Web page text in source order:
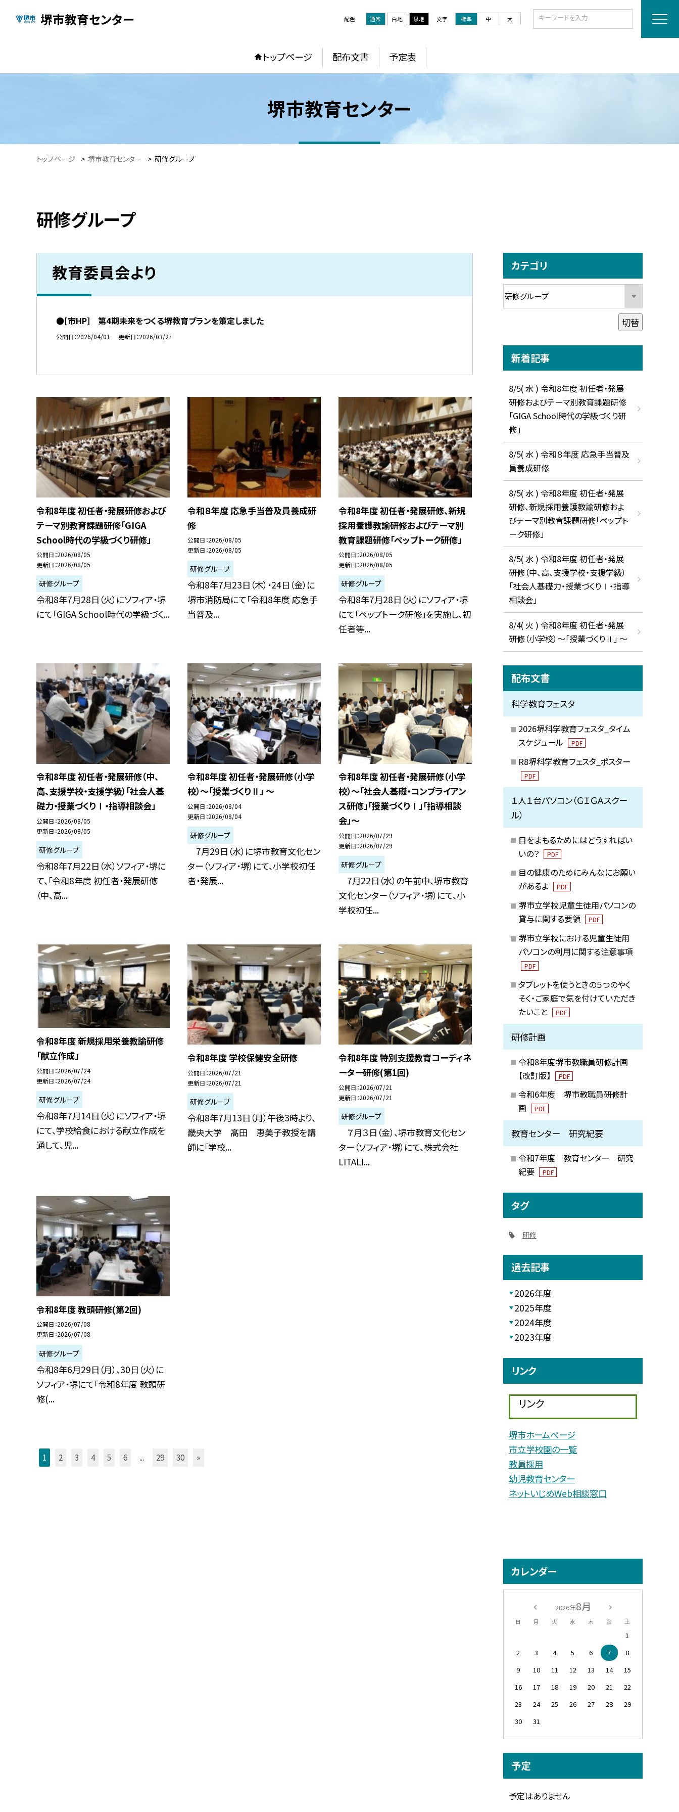
堺市教育センター 配色 通常 白地 黒地 文字 標準 中 大
トップページ 配布文書 予定表
堺市教育センター
トップページ > 堺市教育センター > 研修グループ
研修グループ
教育委員会より
●[市HP] 第4期未来をつくる堺教育プランを策定しました
公開日 2026/04/01 更新日 2026/03/27
令和8年度 初任者・発展研修および
テーマ別教育課題研修「GIGA
School時代の学級づくり研修」
公開日 2026/08/05
更新日 2026/08/05
研修グループ
令和8年7月28日（火）にソフィア・堺
にて「GIGA School時代の学級づく...
令和８年度 応急手当普及員養成研
修
公開日 2026/08/05
更新日 2026/08/05
研修グループ
令和8年7月23日（木）・24日（金）に
堺市消防局にて「令和8年度 応急手
当普及...
令和8年度 初任者・発展研修、新規
採用養護教諭研修およびテーマ別
教育課題研修「ペップトーク研修」
公開日 2026/08/05
更新日 2026/08/05
研修グループ
令和8年7月28日（火）にソフィア・堺
にて「ペップトーク研修」を実施し、初
任者等...
令和8年度 初任者・発展研修（中、
高、支援学校・支援学級）「社会人基
礎力・授業づくりⅠ・指導相談会」
公開日 2026/08/05
更新日 2026/08/05
研修グループ
令和8年7月22日（水）ソフィア・堺に
て、「令和8年度 初任者・発展研修
（中、高...
令和8年度 初任者・発展研修（小学
校）～「授業づくりⅡ」 ～
公開日 2026/08/04
更新日 2026/08/04
研修グループ
7月29日（水）に堺市教育文化セン
ター（ソフィア・堺）にて、小学校初任
者・発展...
令和8年度 初任者・発展研修（小学
校）～「社会人基礎・コンプライアン
ス研修」「授業づくりⅠ」「指導相談
会」～
公開日 2026/07/29
更新日 2026/07/29
研修グループ
7月22日（水）の午前中、堺市教育
文化センター（ソフィア・堺）にて、小
学校初任...
令和8年度 新規採用栄養教諭研修
「献立作成」
公開日 2026/07/24
更新日 2026/07/24
研修グループ
令和8年7月14日（火）にソフィア・堺
にて、学校給食における献立作成を
通して、児...
令和8年度 学校保健安全研修
公開日 2026/07/21
更新日 2026/07/21
研修グループ
令和8年7月13日（月）午後3時より、
畿央大学 髙田 恵美子教授を講
師に「学校...
令和8年度 特別支援教育コーディネ
ーター研修(第1回)
公開日 2026/07/21
更新日 2026/07/21
研修グループ
７月３日（金）、堺市教育文化セン
ター（ソフィア・堺）にて、株式会社
LITALI...
令和8年度 教頭研修(第2回)
公開日 2026/07/08
更新日 2026/07/08
研修グループ
令和8年6月29日（月）、30日（火）に
ソフィア・堺にて「令和8年度 教頭研
修(...
1 2 3 4 5 6 ... 29 30 »
カテゴリ
切替
新着記事
8/5( 水 ) 令和8年度 初任者・発展
研修およびテーマ別教育課題研修
「GIGA School時代の学級づくり研
修」
8/5( 水 ) 令和８年度 応急手当普及
員養成研修
8/5( 水 ) 令和8年度 初任者・発展
研修、新規採用養護教諭研修およ
びテーマ別教育課題研修「ペップト
ーク研修」
8/5( 水 ) 令和8年度 初任者・発展
研修（中、高、支援学校・支援学級）
「社会人基礎力・授業づくりⅠ・指導
相談会」
8/4( 火 ) 令和8年度 初任者・発展
研修（小学校）～「授業づくりⅡ」 ～
配布文書
科学教育フェスタ
2026堺科学教育フェスタ_タイム
スケジュール
PDF
R8堺科学教育フェスタ_ポスター
PDF
１人１台パソコン（ＧＩＧＡスクー
ル）
目をまもるためにはどうすればい
いの？
PDF
目の健康のためにみんなにお願い
があるよ
PDF
堺市立学校児童生徒用パソコンの
貸与に関する要領
PDF
堺市立学校における児童生徒用
パソコンの利用に関する注意事項
PDF
タブレットを使うときの５つのやく
そく・ご家庭で気を付けていただき
たいこと
PDF
研修計画
令和8年度堺市教職員研修計画
【改訂版】
PDF
令和6年度 堺市教職員研修計
画
PDF
教育センター 研究紀要
令和7年度 教育センター 研究
紀要
PDF
タグ
研修
過去記事
2026年度
2025年度
2024年度
2023年度
リンク
リンク
堺市ホームページ
市立学校園の一覧
教員採用
幼児教育センター
ネットいじめWeb相談窓口
カレンダー
2026年8月
日 月 火 水 木 金 土
1
2
3 4 5 6 7
8
9
10 11 12 13 14
15
16
17 18 19 20 21
22
23
24 25 26 27 28
29
30
31
予定
予定はありません